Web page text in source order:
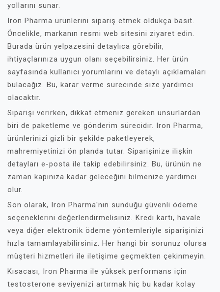
yollarını sunar.
Iron Pharma ürünlerini sipariş etmek oldukça basit.
Öncelikle, markanın resmi web sitesini ziyaret edin.
Burada ürün yelpazesini detaylıca görebilir,
ihtiyaçlarınıza uygun olanı seçebilirsiniz. Her ürün
sayfasında kullanıcı yorumlarını ve detaylı açıklamaları
bulacağız. Bu, karar verme sürecinde size yardımcı
olacaktır.
Siparişi verirken, dikkat etmeniz gereken unsurlardan
biri de paketleme ve gönderim sürecidir. Iron Pharma,
ürünlerinizi gizli bir şekilde paketleyerek,
mahremiyetinizi ön planda tutar. Siparişinize ilişkin
detayları e-posta ile takip edebilirsiniz. Bu, ürünün ne
zaman kapınıza kadar geleceğini bilmenize yardımcı
olur.
Son olarak, Iron Pharma'nın sunduğu güvenli ödeme
seçeneklerini değerlendirmelisiniz. Kredi kartı, havale
veya diğer elektronik ödeme yöntemleriyle siparişinizi
hızla tamamlayabilirsiniz. Her hangi bir sorunuz olursa
müşteri hizmetleri ile iletişime geçmekten çekinmeyin.
Kısacası, Iron Pharma ile yüksek performans için
testosterone seviyenizi artırmak hiç bu kadar kolay